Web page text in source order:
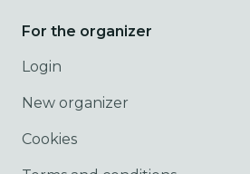
For the organizer
Login
New organizer
Cookies